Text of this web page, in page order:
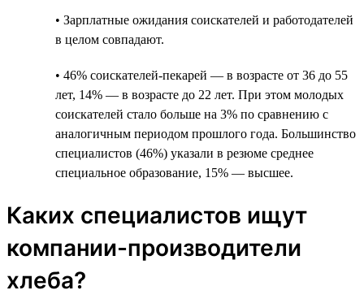
• Зарплатные ожидания соискателей и работодателей
в целом совпадают.
• 46% соискателей-пекарей — в возрасте от 36 до 55
лет, 14% — в возрасте до 22 лет. При этом молодых
соискателей стало больше на 3% по сравнению с
аналогичным периодом прошлого года. Большинство
специалистов (46%) указали в резюме среднее
специальное образование, 15% — высшее.
Каких специалистов ищут
компании-производители
хлеба?